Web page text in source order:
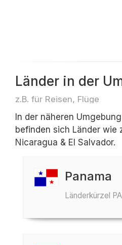
Länder in der
z.B. für Reisen, Flüge
In der näheren
befinden sich Länder wie
Nicaragua & El Salvador.
Panama
Länderkürzel